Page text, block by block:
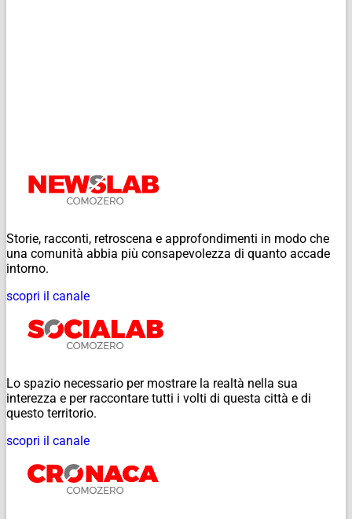
Storie, racconti, retroscena e approfondimenti in modo che
una comunità abbia più consapevolezza di quanto accade
intorno.
scopri il canale
Lo spazio necessario per mostrare la realtà nella sua
interezza e per raccontare tutti i volti di questa città e di
questo territorio.
scopri il canale